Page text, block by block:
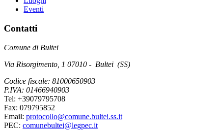
Eventi
Contatti
Comune di Bultei
Via Risorgimento, 1 07010 - Bultei (SS)
Codice fiscale: 81000650903
P.IVA: 01466940903
Tel: +39079795708
Fax: 079795852
Email: protocollo@comune.bultei.ss.it
PEC: comunebultei@legpec.it